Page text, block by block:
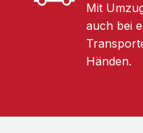
Mit
auch bei
Händen.